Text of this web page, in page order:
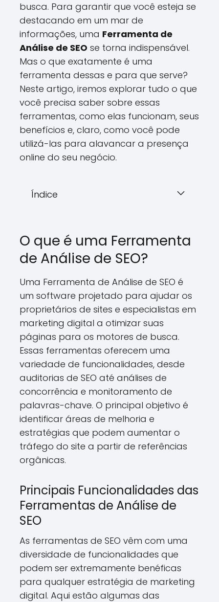
busca. Para garantir que você esteja se
destacando em um mar de
informações, uma Ferramenta de
Análise de SEO se torna indispensável.
Mas o que exatamente é uma
ferramenta dessas e para que serve?
Neste artigo, iremos explorar tudo o que
você precisa saber sobre essas
ferramentas, como elas funcionam, seus
benefícios e, claro, como você pode
utilizá-las para alavancar a presença
online do seu negócio.
Índice
O que é uma Ferramenta
de Análise de SEO?
Uma Ferramenta de Análise de SEO é
um software projetado para ajudar os
proprietários de sites e especialistas em
marketing digital a otimizar suas
páginas para os motores de busca.
Essas ferramentas oferecem uma
variedade de funcionalidades, desde
auditorias de SEO até análises de
concorrência e monitoramento de
palavras-chave. O principal objetivo é
identificar áreas de melhoria e
estratégias que podem aumentar o
tráfego do site a partir de referências
orgânicas.
Principais Funcionalidades das
Ferramentas de Análise de
SEO
As ferramentas de SEO vêm com uma
diversidade de funcionalidades que
podem ser extremamente benéficas
para qualquer estratégia de marketing
digital. Aqui estão algumas das